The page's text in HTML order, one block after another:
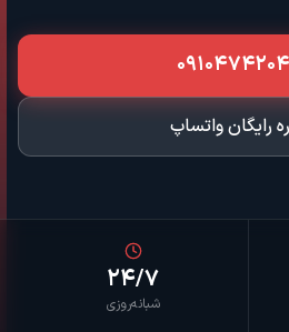
رایگان واتساپ
۲۴/۷
شبانه‌روزی